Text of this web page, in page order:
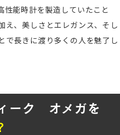
性能時計を製造していたこと
え、美しさとエレガンス、そし
で長きに渡り多くの人を魅了し
ーク オメガを